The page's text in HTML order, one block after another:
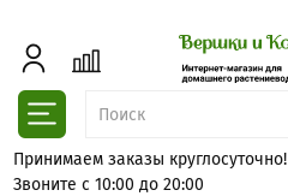
Принимаем заказы круглосуточно!
Звоните с 10:00 до 20:00